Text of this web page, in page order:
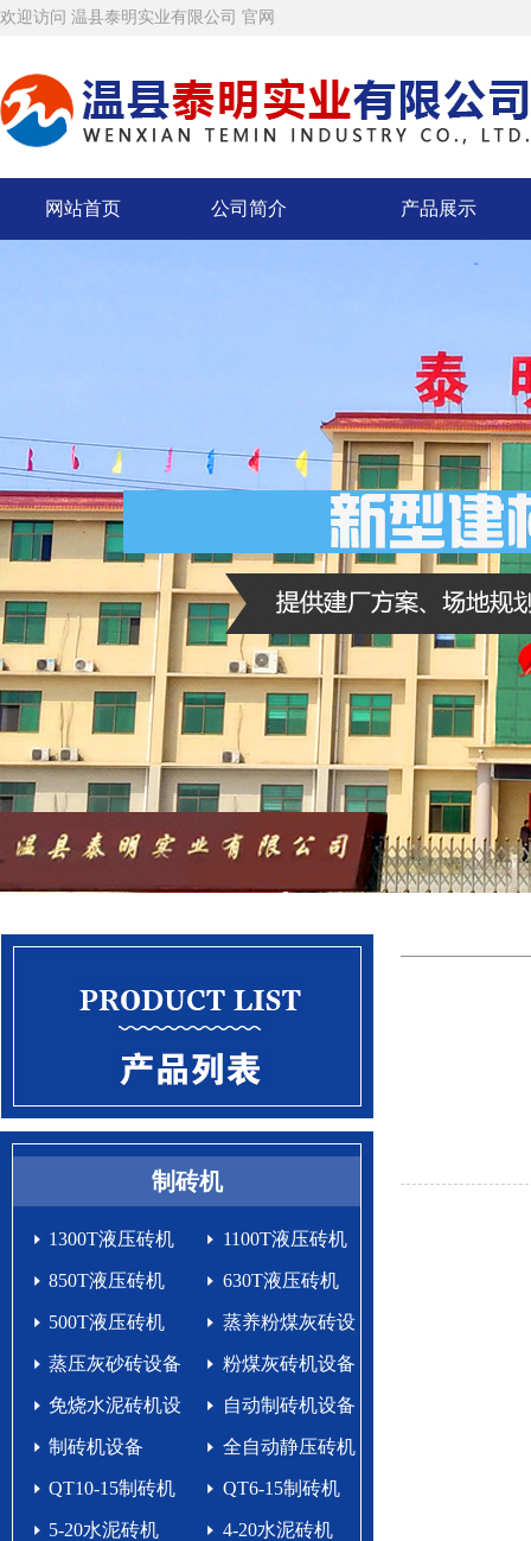
欢迎访问 温县泰明实业有限公司 官网
网站首页 公司简介 产品展示
制砖机
1300T液压砖机 1100T液压砖机
850T液压砖机 630T液压砖机
500T液压砖机 蒸养粉煤灰砖设
蒸压灰砂砖设备 粉煤灰砖机设备
免烧水泥砖机设
备生产线
自动制砖机设备
生产线
制砖机设备 全自动静压砖机
QT10-15制砖机 QT6-15制砖机
5-20水泥砖机 4-20水泥砖机